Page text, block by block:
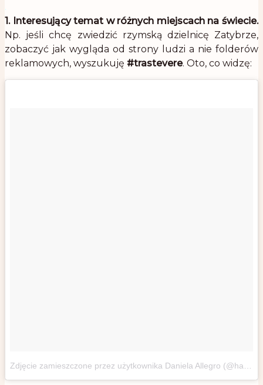
.
1. Interesujący temat w różnych miejscach na świecie.
Np. jeśli chcę zwiedzić rzymską dzielnicę Zatybrze,
zobaczyć jak wygląda od strony ludzi a nie folderów
reklamowych, wyszukuję #trastevere. Oto, co widzę: